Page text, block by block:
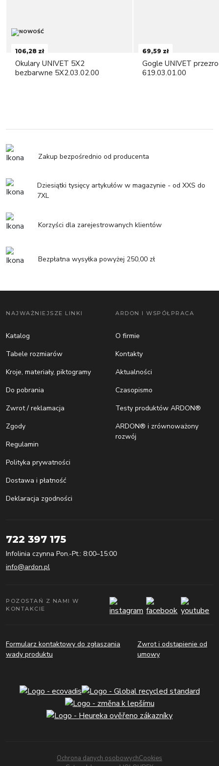
106,28 zł
Okulary UNIVET 5X2
bezbarwne 5X2.03.02.00
69,59 zł
Gogle UNIVET
619.03.01.00
Zakup bezpośrednio od producenta
Dziesiątki tysięcy artykułów w magazynie - od XXS do
7XL
Korzyści dla zarejestrowanych klientów
Bezpłatna wysyłka powyżej 250,00 zł
NAJWAŻNIEJSZE LINKI
Katalog
Tabele rozmiarów
Kroje, materiały, piktogramy
Do pobrania
Zwrot / reklamacja
Zgody
Regulamin
Polityka prywatności
Dostawa i płatność
Deklaracja zgodności
ARDON I WSPÓŁPRACA
O firmie
Kontakty
Aktualności
Czasopismo
Testy produktów ARDON®
ARDON® i zrównoważony
rozwój
722 397 175
Infolinia czynna Pon.-Pt.: 8:00–15:00
info@ardon.pl
POZOSTAŃ Z NAMI W
KONTAKCIE
Formularz kontaktowy do zgłaszania
wady produktu
Zwrot i odstąpienie od
umowy
Ochrona danych osobowychCookies